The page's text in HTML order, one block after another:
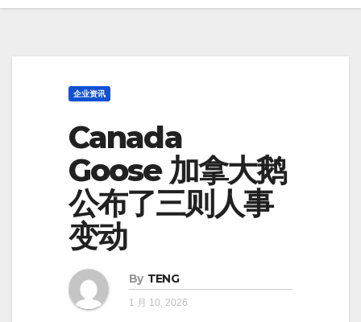
企业资讯
Canada
Goose 加拿大鹅
公布了三则人事
变动
By TENG
1 月 10, 2026